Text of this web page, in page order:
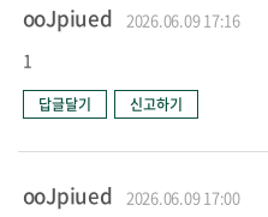
ooJpiued 2026.06.09 17:16
1
답글달기 신고하기
ooJpiued 2026.06.09 17:00